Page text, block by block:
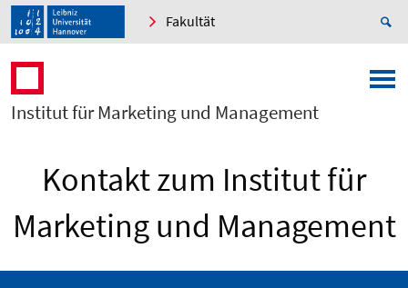
Fakultät
Institut für Marketing und Management
Kontakt zum Institut für
Marketing und Management